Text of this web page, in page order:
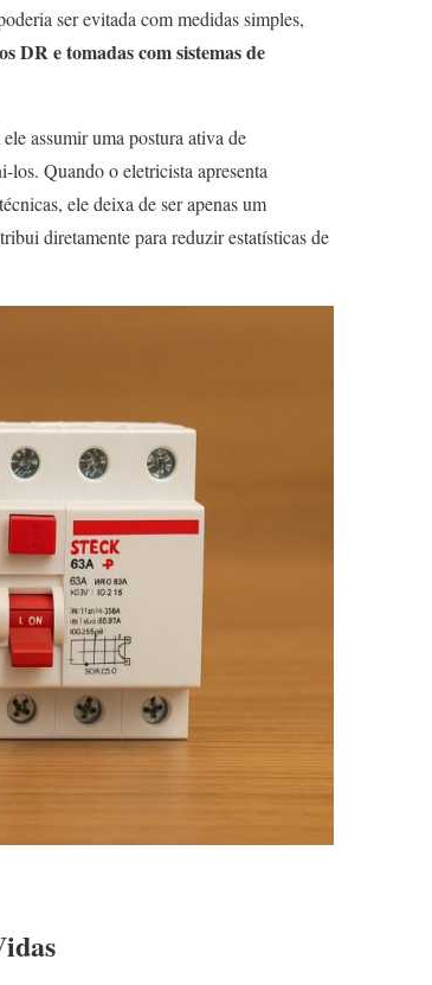
ser evitada com medidas simples,
DR e tomadas com sistemas de
assumir uma postura ativa de
los. Quando o eletricista apresenta
ele deixa de ser apenas um
diretamente para reduzir estatísticas de